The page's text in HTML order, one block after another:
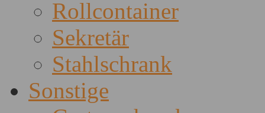
Rollcontainer
Sekretär
Stahlschrank
Sonstige